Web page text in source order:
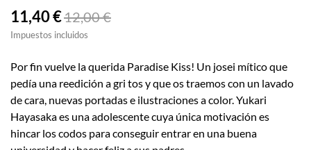
11,40 €12,00 €
Impuestos incluidos
Por fin vuelve la querida Paradise Kiss! Un josei mítico que
pedía una reedición a gri tos y que os traemos con un lavado
de cara, nuevas portadas e ilustraciones a color. Yukari
Hayasaka es una adolescente cuya única motivación es
hincar los codos para conseguir entrar en una buena